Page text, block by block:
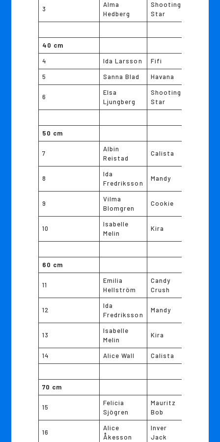
3
Alma
Hedberg
Shooting
Star
40 cm
4
Ida Larsson
Fifi
5
Sanna Blad Havana
6
Elsa
Ljungberg
Shooting
Star
50 cm
7
Albin
Reistad
Calista
8
Ida
Fredriksson
Mandy
9
Vilma
Blomgren
Cookie
10
Isabelle
Melin
Kira
60 cm
11
Emilia
Hellström
Candy
Crush
12
Ida
Fredriksson
Mandy
13
Isabelle
Melin
Kira
14 Alice Wall Calista
70 cm
15
Felicia
Sjögren
Mauritz
Bob
16
Alice
Åkesson
Inver
Jack